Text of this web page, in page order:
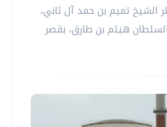
الشيخ تميم بن حمد آل ثاني،
هيثم بن طارق، بقصر